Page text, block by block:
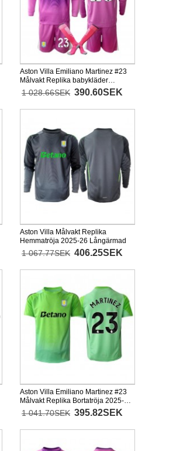
Aston Villa Emiliano Martinez #23
Målvakt Replika babykläder
Tredjeställ Barn 2025-26
Långärmad (+ korta byxor)
1 028.66SEK 390.60SEK
Aston Villa Målvakt Replika
Hemmatröja 2025-26 Långärmad
1 067.77SEK 406.25SEK
Aston Villa Emiliano Martinez #23
Målvakt Replika Bortatröja 2025-26
Kortärmad
1 041.70SEK 395.82SEK